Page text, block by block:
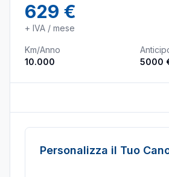
629 €
+ IVA / mese
Km/Anno
10.000
5000
Personalizza il Tuo